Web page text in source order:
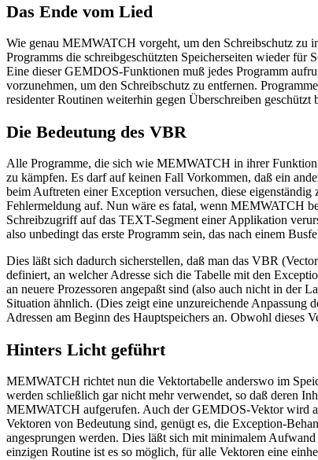
Das Ende vom Lied
Wie genau MEMWATCH vorgeht, um den Schreibschutz zu
Programms die schreibgeschützten Speicherseiten wieder
Eine dieser GEMDOS-Funktionen muß jedes Programm
vorzunehmen, um den Schreibschutz zu entfernen.
residenter Routinen weiterhin gegen Überschreiben geschützt
Die Bedeutung des VBR
Alle Programme, die sich wie MEMWATCH in ihrer
zu kämpfen. Es darf auf keinen Fall Vorkommen, daß ein
beim Auftreten einer Exception versuchen, diese
Fehlermeldung auf. Nun wäre es fatal, wenn MEMWATCH
Schreibzugriff auf das TEXT-Segment einer Applikation
also unbedingt das erste Programm sein, das nach einem
Dies läßt sich dadurch sicherstellen, daß man das VBR
definiert, an welcher Adresse sich die Tabelle mit den
an neuere Prozessoren angepaßt sind (also auch nicht in der
Situation ähnlich. (Dies zeigt eine unzureichende
Adressen am Beginn des Hauptspeichers an. Obwohl dieses
Hinters Licht geführt
MEMWATCH richtet nun die Vektortabelle anderswo im
werden schließlich gar nicht mehr verwendet, so daß deren
MEMWATCH aufgerufen. Auch der GEMDOS-Vektor wird
Vektoren von Bedeutung sind, genügt es, die Exception-
angesprungen werden. Dies läßt sich mit minimalem
einzigen Routine ist es so möglich, für alle Vektoren eine